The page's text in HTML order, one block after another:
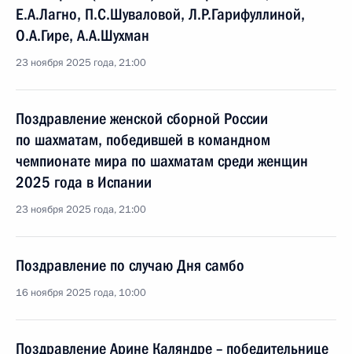
Е.А.Лагно, П.С.Шуваловой, Л.Р.Гарифуллиной,
О.А.Гире, А.А.Шухман
23 ноября 2025 года, 21:00
Поздравление женской сборной России
по шахматам, победившей в командном
чемпионате мира по шахматам среди женщин
2025 года в Испании
23 ноября 2025 года, 21:00
Поздравление по случаю Дня самбо
16 ноября 2025 года, 10:00
Поздравление Aрине Каляндре – победительнице